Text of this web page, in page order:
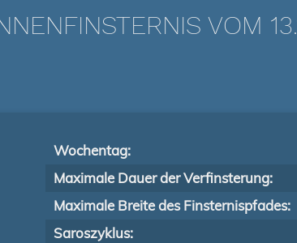
VOM
Wochentag:
Maximale Dauer der Verfinsterung:
Maximale Breite des Finsternispfades:
Saroszyklus: